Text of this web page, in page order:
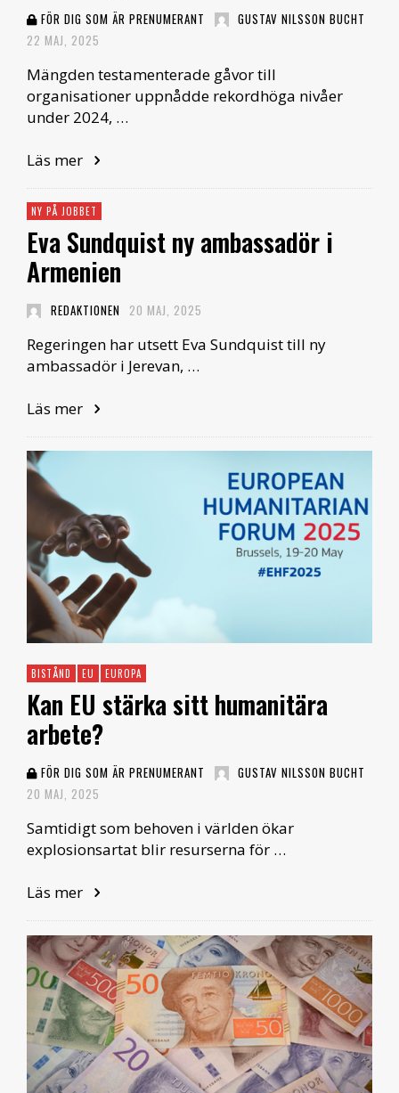
FÖR DIG SOM ÄR PRENUMERANT
GUSTAV NILSSON BUCHT
22 MAJ, 2025
Mängden testamenterade gåvor till
organisationer uppnådde rekordhöga nivåer
under 2024, …
Läs mer
NY PÅ JOBBET
Eva Sundquist ny ambassadör i
Armenien
REDAKTIONEN 20 MAJ, 2025
Regeringen har utsett Eva Sundquist till ny
ambassadör i Jerevan, …
Läs mer
BISTÅND EU EUROPA
Kan EU stärka sitt humanitära
arbete?
FÖR DIG SOM ÄR PRENUMERANT
GUSTAV NILSSON BUCHT
20 MAJ, 2025
Samtidigt som behoven i världen ökar
explosionsartat blir resurserna för …
Läs mer